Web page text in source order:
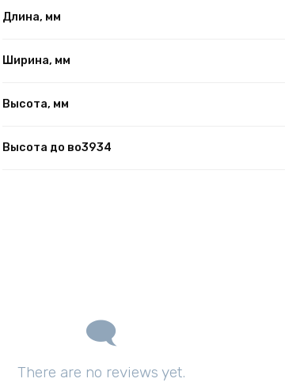
Длина, мм
Ширина, мм
Высота, мм
Высота до во3934
There are no reviews yet.